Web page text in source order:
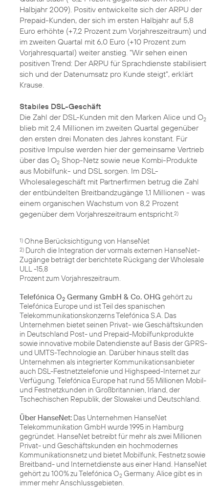
Halbjahr 2009). Positiv entwickelte sich der ARPU der
Prepaid-Kunden, der sich im ersten Halbjahr auf 5,8
Euro erhöhte (+7,2 Prozent zum Vorjahreszeitraum) und
im zweiten Quartal mit 6,0 Euro (+10 Prozent zum
Vorjahresquartal) weiter anstieg. "Wir sehen einen
positiven Trend: Der ARPU für Sprachdienste stabilisiert
sich und der Datenumsatz pro Kunde steigt", erklärt
Krause.
Stabiles DSL-Geschäft
Die Zahl der DSL-Kunden mit den Marken Alice und O2
blieb mit 2,4 Millionen im zweiten Quartal gegenüber
den ersten drei Monaten des Jahres konstant. Für
positive Impulse werden hier der gemeinsame Vertrieb
über das O2 Shop-Netz sowie neue Kombi-Produkte
aus Mobilfunk- und DSL sorgen. Im DSL-
Wholesalegeschäft mit Partnerfirmen betrug die Zahl
der entbündelten Breitbandzugänge 1,1 Millionen - was
einem organischen Wachstum von 8,2 Prozent
gegenüber dem Vorjahreszeitraum entspricht. 2)
1)
2) Durch die Integration der vormals externen HanseNet-
Zugänge beträgt der berichtete Rückgang der Wholesale
ULL -15,8
Prozent zum Vorjahreszeitraum.
Telefónica O2 Germany GmbH & Co. OHG gehört zu
Telefónica Europe und ist Teil des spanischen
Telekommunikationskonzerns Telefónica S.A. Das
Unternehmen bietet seinen Privat- wie Geschäftskunden
in Deutschland Post- und Prepaid-Mobilfunkprodukte
sowie innovative mobile Datendienste auf Basis der GPRS-
und UMTS-Technologie an. Darüber hinaus stellt das
Unternehmen als integrierter Kommunikationsanbieter
auch DSL-Festnetztelefonie und Highspeed-Internet zur
Verfügung. Telefónica Europe hat rund 55 Millionen Mobil-
und Festnetzkunden in Großbritannien, Irland, der
Tschechischen Republik, der Slowakei und Deutschland.
Über HanseNet: Das Unternehmen HanseNet
Telekommunikation GmbH wurde 1995 in Hamburg
gegründet. HanseNet betreibt für mehr als zwei Millionen
Privat- und Geschäftskunden ein hochmodernes
Kommunikationsnetz und bietet Mobilfunk, Festnetz sowie
Breitband- und Internetdienste aus einer Hand. HanseNet
gehört zu 100% zu Telefónica O2 Germany. Alice gibt es in
immer mehr Anschlussgebieten.